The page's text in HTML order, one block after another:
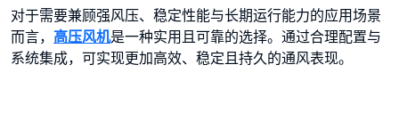
对于需要兼顾强风压、稳定性能与长期运行能力的应用场景
而言， 高压风机是一种实用且可靠的选择。通过合理配置与
系统集成，可实现更加高效、稳定且持久的通风表现。